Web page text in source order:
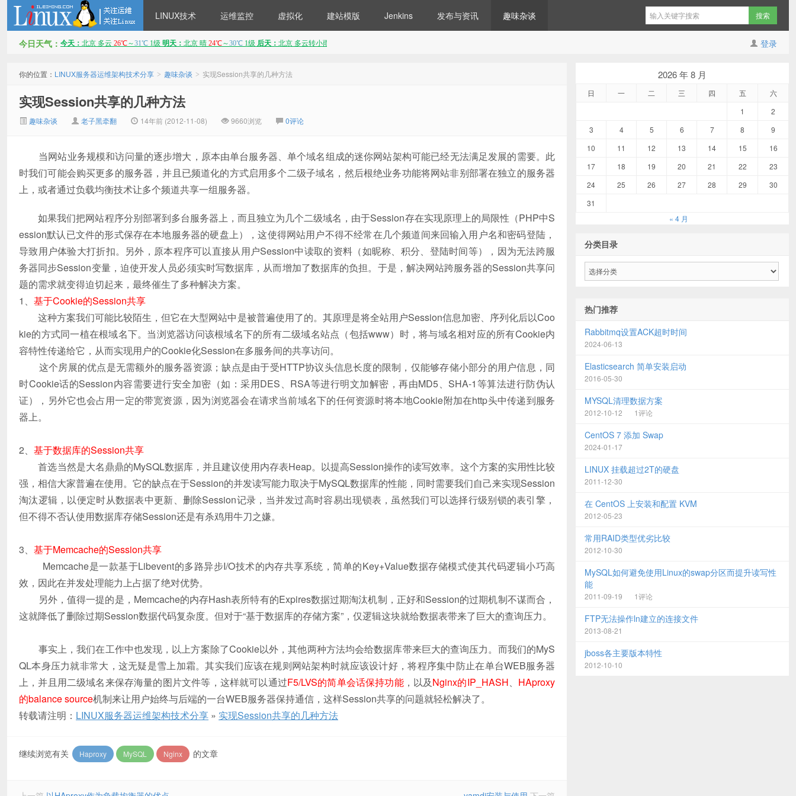
分享
LINUX技术 运维监控 虚拟化 建站模版 Jenkins 发布与资讯 趣味杂谈
登录
今日天气：
你的位置： LINUX服务器运维架构技术分享 > 趣味杂谈 > 实现Session共享的几种方法
实现Session共享的几种方法
趣味杂谈 老子黑牵翻 14年前 (2012-11-08) 9660浏览 0评论
当网站业务规模和访问量的逐步增大，原本由单台服务器、单个域名组成的迷你网站架构可能已经无法满足发展的需要。此
时我们可能会购买更多的服务器，并且已频道化的方式启用多个二级子域名，然后根绝业务功能将网站非别部署在独立的服务器
上，或者通过负载均衡技术让多个频道共享一组服务器。
如果我们把网站程序分别部署到多台服务器上，而且独立为几个二级域名，由于Session存在实现原理上的局限性（PHP中S
ession默认已文件的形式保存在本地服务器的硬盘上），这使得网站用户不得不经常在几个频道间来回输入用户名和密码登陆，
导致用户体验大打折扣。另外，原本程序可以直接从用户Session中读取的资料（如昵称、积分、登陆时间等），因为无法跨服
务器同步Session变量，迫使开发人员必须实时写数据库，从而增加了数据库的负担。于是，解决网站跨服务器的Session共享问
题的需求就变得迫切起来，最终催生了多种解决方案。
1、 基于Cookie的Session共享
这种方案我们可能比较陌生，但它在大型网站中是被普遍使用了的。其原理是将全站用户Session信息加密、序列化后以Coo
kie的方式同一植在根域名下。当浏览器访问该根域名下的所有二级域名站点（包括www）时，将与域名相对应的所有Cookie内
容特性传递给它，从而实现用户的Cookie化Session在多服务间的共享访问。
这个房展的优点是无需额外的服务器资源；缺点是由于受HTTP协议头信息长度的限制，仅能够存储小部分的用户信息，同
时Cookie话的Session内容需要进行安全加密（如：采用DES、RSA等进行明文加解密，再由MD5、SHA-1等算法进行防伪认
证），另外它也会占用一定的带宽资源，因为浏览器会在请求当前域名下的任何资源时将本地Cookie附加在http头中传递到服务
器上。
2、 基于数据库的Session共享
首选当然是大名鼎鼎的MySQL数据库，并且建议使用内存表Heap。以提高Session操作的读写效率。这个方案的实用性比较
强，相信大家普遍在使用。它的缺点在于Session的并发读写能力取决于MySQL数据库的性能，同时需要我们自己来实现Session
淘汰逻辑，以便定时从数据表中更新、删除Session记录，当并发过高时容易出现锁表，虽然我们可以选择行级别锁的表引擎，
但不得不否认使用数据库存储Session还是有杀鸡用牛刀之嫌。
3、 基于Memcache的Session共享
Memcache是一款基于Libevent的多路异步I/O技术的内存共享系统，简单的Key+Value数据存储模式使其代码逻辑小巧高
效，因此在并发处理能力上占据了绝对优势。
另外，值得一提的是，Memcache的内存Hash表所特有的Expires数据过期淘汰机制，正好和Session的过期机制不谋而合，
这就降低了删除过期Session数据代码复杂度。但对于“基于数据库的存储方案”，仅逻辑这块就给数据表带来了巨大的查询压力。
事实上，我们在工作中也发现，以上方案除了Cookie以外，其他两种方法均会给数据库带来巨大的查询压力。而我们的MyS
QL本身压力就非常大，这无疑是雪上加霜。其实我们应该在规则网站架构时就应该设计好，将程序集中防止在单台WEB服务器
上，并且用二级域名来保存海量的图片文件等，这样就可以通过F5/LVS的简单会话保持功能，以及Nginx的IP_HASH、 HAproxy
的balance source机制来让用户始终与后端的一台WEB服务器保持通信，这样Session共享的问题就轻松解决了。
转载请注明： LINUX服务器运维架构技术分享 » 实现Session共享的几种方法
继续浏览有关 Haproxy MySQL Nginx 的文章
2026 年 8 月
日 一 二 三 四 五
六
1
2
3
4 5 6 7 8
9
10
11 12 13 14 15
16
17
18 19 20 21 22
23
24
25 26 27 28 29
30
31
« 4 月
分类目录
热门推荐
Rabbitmq设置ACK超时时间
2024-06-13
Elasticsearch 简单安装启动
2016-05-30
MYSQL清理数据方案
2012-10-12 1评论
CentOS 7 添加 Swap
2024-01-17
LINUX 挂载超过2T的硬盘
2011-12-30
在 CentOS 上安装和配置 KVM
2012-05-23
常用RAID类型优劣比较
2012-10-30
MySQL如何避免使用Linux的swap分区而提升读写性
能
2011-09-19 1评论
FTP无法操作ln建立的连接文件
2013-08-21
jboss各主要版本特性
2012-10-10